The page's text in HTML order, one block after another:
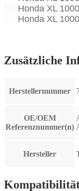
Honda XL
Honda XL
Zusätzliche
Herstellernummer
OE/OEM
Referenznummer(n)
Hersteller